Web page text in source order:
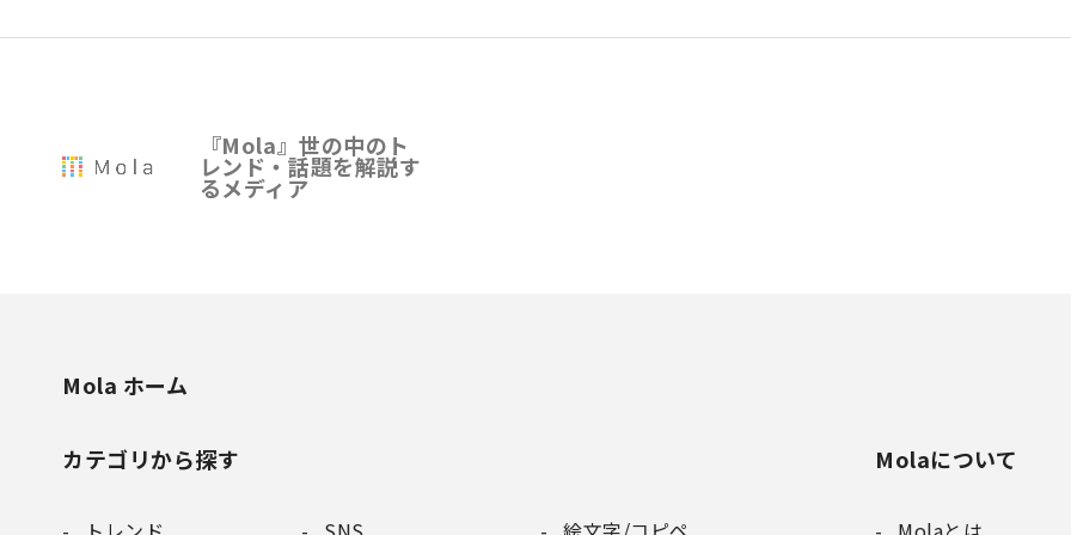
『Mola』世の中のト
レンド・話題を解説す
るメディア
Mola ホーム
カテゴリから探す Molaについて